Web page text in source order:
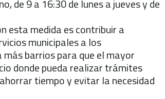
de 9 a 16:30 de lunes a jueves y de
esta medida es contribuir a
municipales a los
barrios para que el mayor
donde pueda realizar trámites
tiempo y evitar la necesidad